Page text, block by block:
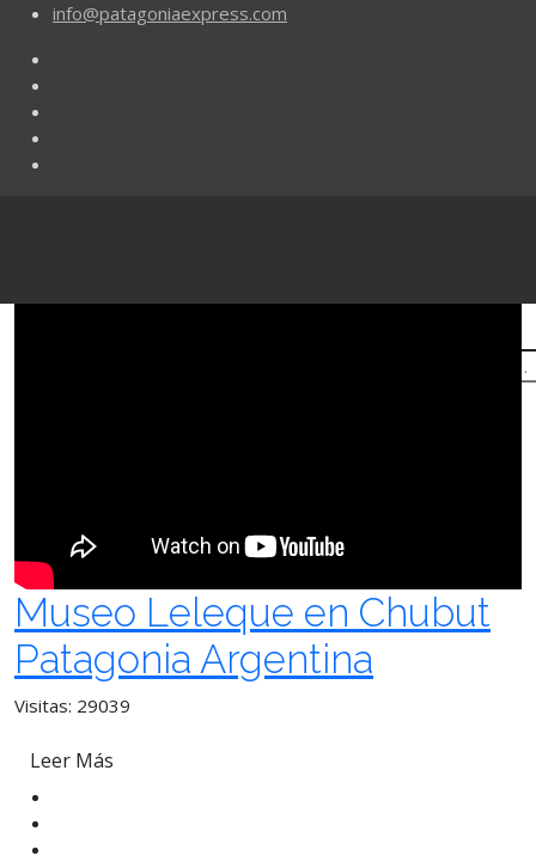
info@patagoniaexpress.com
Museo Leleque en Chubut
Patagonia Argentina
Visitas: 29039
Leer Más